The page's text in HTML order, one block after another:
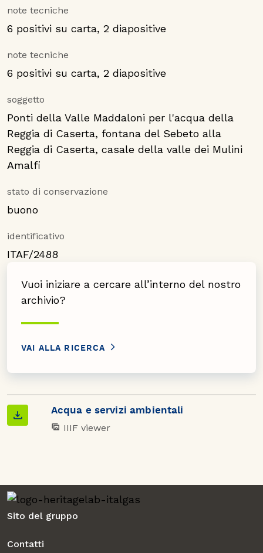
note tecniche
6 positivi su carta, 2 diapositive
note tecniche
6 positivi su carta, 2 diapositive
soggetto
Ponti della Valle Maddaloni per l'acqua della
Reggia di Caserta, fontana del Sebeto alla
Reggia di Caserta, casale della valle dei Mulini
Amalfi
stato di conservazione
buono
identificativo
ITAF/2488
Vuoi iniziare a cercare all’interno del nostro
archivio?
VAI ALLA RICERCA
Acqua e servizi ambientali
IIIF viewer
Sito del gruppo
Contatti